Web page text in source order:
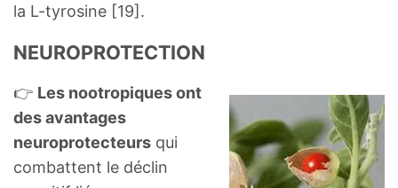
la L-tyrosine [19].
NEUROPROTECTION
👉 Les nootropiques ont
des avantages
neuroprotecteurs qui
combattent le déclin